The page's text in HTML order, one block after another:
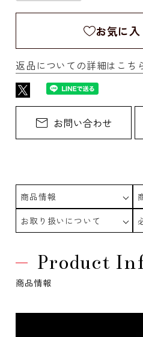
お気に
返品についての詳細はこち
商品情報
お取り扱いについて
Product
商品情報